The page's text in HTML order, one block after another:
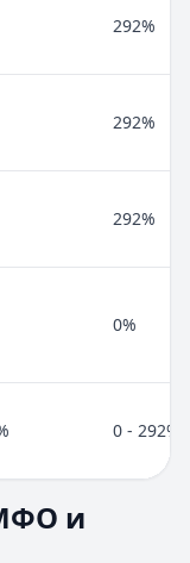
292%
292%
292%
0%
0 - 292%
8.
и